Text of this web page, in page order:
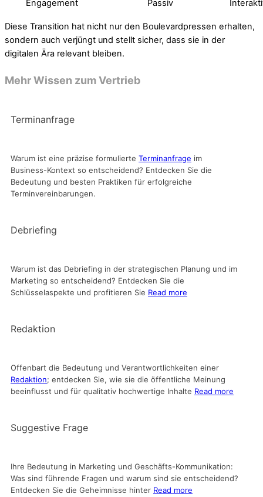
Engagement Passiv
Diese Transition hat nicht nur den Boulevardpressen erhalten,
sondern auch verjüngt und stellt sicher, dass sie in der
digitalen Ära relevant bleiben.
Mehr Wissen zum Vertrieb
Terminanfrage
Warum ist eine präzise formulierte Terminanfrage im
Business-Kontext so entscheidend? Entdecken Sie die
Bedeutung und besten Praktiken für erfolgreiche
Terminvereinbarungen.
Debriefing
Warum ist das Debriefing in der strategischen Planung und im
Marketing so entscheidend? Entdecken Sie die
Schlüsselaspekte und profitieren Sie Read more
Redaktion
Offenbart die Bedeutung und Verantwortlichkeiten einer
Redaktion; entdecken Sie, wie sie die öffentliche Meinung
beeinflusst und für qualitativ hochwertige Inhalte Read more
Suggestive Frage
Ihre Bedeutung in Marketing und Geschäfts-Kommunikation:
Was sind führende Fragen und warum sind sie entscheidend?
Entdecken Sie die Geheimnisse hinter Read more